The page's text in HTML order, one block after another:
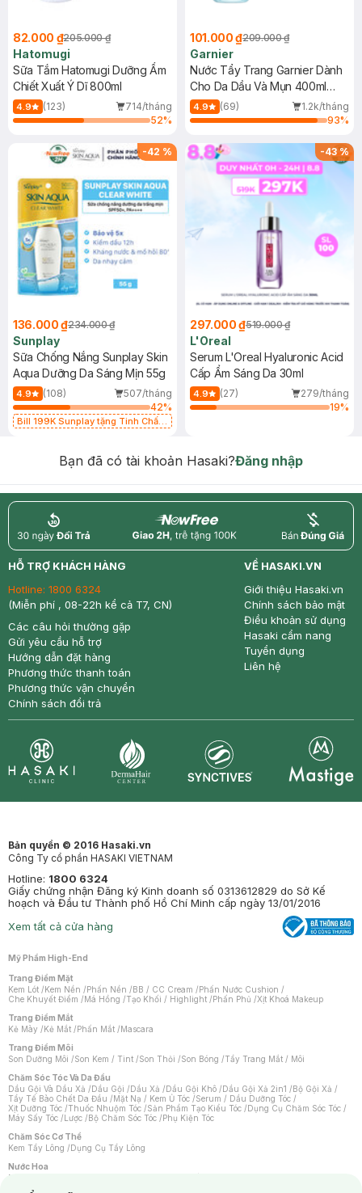
82.000 ₫205.000 ₫
Hatomugi
Sữa Tắm Hatomugi Dưỡng Ẩm
Chiết Xuất Ý Dĩ 800ml
4.9 (123)
714/tháng
52%
101.000 ₫209.000 ₫
Garnier
Nước Tẩy Trang Garnier Dành
Cho Da Dầu Và Mụn 400ml
(Mới)
4.9 (69)
1.2k/tháng
93%
-42 %
136.000 ₫234.000 ₫
Sunplay
Sữa Chống Nắng Sunplay Skin
Aqua Dưỡng Da Sáng Mịn 55g
4.9 (108)
507/tháng
42%
Bill 199K Sunplay tặng Tinh Chất
-43%
297.000 ₫519.000 ₫
L'Oreal
Serum L'Oreal Hyaluronic Acid
Cấp Ẩm Sáng Da 30ml
4.9 (27)
279/tháng
19%
Bạn đã có tài khoản Hasaki?Đăng nhập
return nowfree price
HỖ TRỢ KHÁCH HÀNG
Hotline: 1800 6324
(Miễn phí , 08-22h kể cả T7, CN)
Các câu hỏi thường gặp
Gửi yêu cầu hỗ trợ
Hướng dẫn đặt hàng
Phương thức thanh toán
Phương thức vận chuyển
Chính sách đổi trả
VỀ HASAKI.VN
Giới thiệu Hasaki.vn
Chính sách bảo mật
Điều khoản sử dụng
Hasaki cẩm nang
Tuyển dụng
Liên hệ
Bản quyền © 2016 Hasaki.vn
Công Ty cổ phần HASAKI VIETNAM
Hotline: 1800 6324
Giấy chứng nhận Đăng ký Kinh doanh số 0313612829 do Sở Kế
hoạch và Đầu tư Thành phố Hồ Chí Minh cấp ngày 13/01/2016
Xem tất cả cửa hàng
Mỹ Phẩm High-End
Trang Điểm Mặt
Kem Lót /Kem Nền /Phấn Nền /BB / CC Cream /Phấn Nước Cushion /
Che Khuyết Điểm /Má Hồng /Tạo Khối / Highlight /Phấn Phủ /Xịt Khoá Makeup
Trang Điểm Mắt
Kẻ Mày /Kẻ Mắt /Phấn Mắt /Mascara
Trang Điểm Môi
Son Dưỡng Môi /Son Kem / Tint /Son Thỏi /Son Bóng /Tẩy Trang Mắt / Môi
Chăm Sóc Tóc Và Da Đầu
Dầu Gội Và Dầu Xả /Dầu Gội /Dầu Xả /Dầu Gội Khô /Dầu Gội Xả 2in1 /Bộ Gội Xả /
Tẩy Tế Bào Chết Da Đầu /Mặt Nạ / Kem Ủ Tóc /Serum / Dầu Dưỡng Tóc /
Xịt Dưỡng Tóc /Thuốc Nhuộm Tóc /Sản Phẩm Tạo Kiểu Tóc /Dụng Cụ Chăm Sóc Tóc /
Máy Sấy Tóc /Lược /Bộ Chăm Sóc Tóc /Phụ Kiện Tóc
Chăm Sóc Cơ Thể
Kem Tẩy Lông /Dụng Cụ Tẩy Lông
Nước Hoa
Nước Hoa Nữ